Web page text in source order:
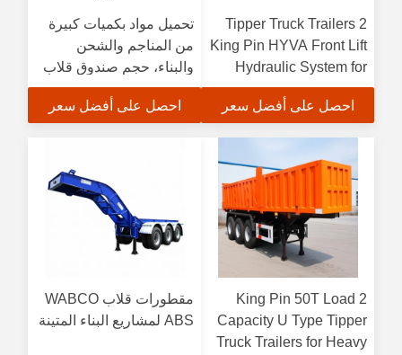
Tipper Truck Trailers 2
King Pin HYVA Front Lift
Hydraulic System for
Heavy-Duty Hauling
احصل على أفضل سعر
تحميل مواد بكميات كبيرة
من المناجم والشحن
والبناء، حجم صندوق قلاب
الشاحنة 8700*2300*1600
احصل على أفضل سعر
2 King Pin 50T Load
Capacity U Type Tipper
Truck Trailers for Heavy
مقطورات قلاب WABCO
ABS لمشاريع البناء المتينة